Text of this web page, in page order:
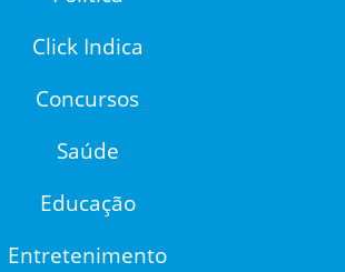
Click Indica
Concursos
Saúde
Educação
Entretenimento